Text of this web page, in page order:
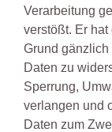
Verarbeitung
verstößt. Er
Grund gänzlich
Daten zu
Sperrung,
verlangen und
Daten zum